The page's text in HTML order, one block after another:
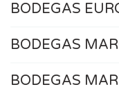
BODEGAS
BODEGAS
BODEGAS